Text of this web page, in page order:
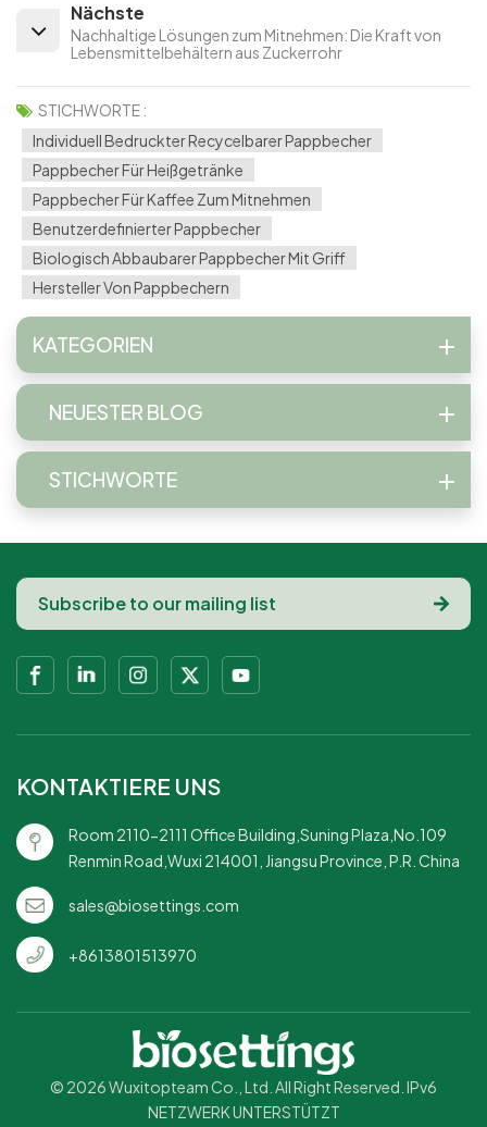
Nächste
Nachhaltige Lösungen zum Mitnehmen: Die Kraft von
Lebensmittelbehältern aus Zuckerrohr
STICHWORTE :
Individuell Bedruckter Recycelbarer Pappbecher
Pappbecher Für Heißgetränke
Pappbecher Für Kaffee Zum Mitnehmen
Benutzerdefinierter Pappbecher
Biologisch Abbaubarer Pappbecher Mit Griff
Hersteller Von Pappbechern
KATEGORIEN
NEUESTER BLOG
STICHWORTE
KONTAKTIERE UNS
Room 2110-2111 Office Building,Suning Plaza,No.109
Renmin Road,Wuxi 214001, Jiangsu Province, P.R. China
sales@biosettings.com
+8613801513970
© 2026 Wuxitopteam Co., Ltd. All Right Reserved. IPv6
NETZWERK UNTERSTÜTZT